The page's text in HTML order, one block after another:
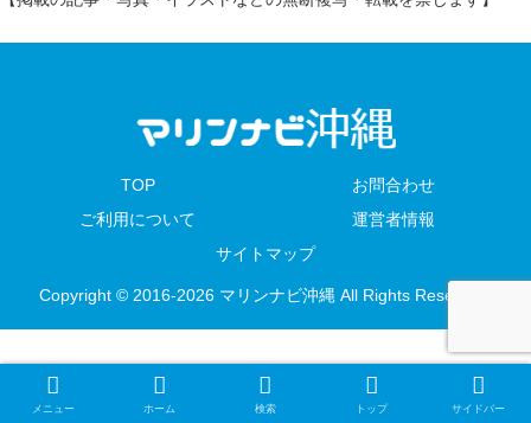
TOP
お問合わせ
ご利用について
運営者情報
サイトマップ
Copyright © 2016-2026 マリンナビ沖縄 All Rights Reserved.
メニュー ホーム 検索 トップ サイドバー